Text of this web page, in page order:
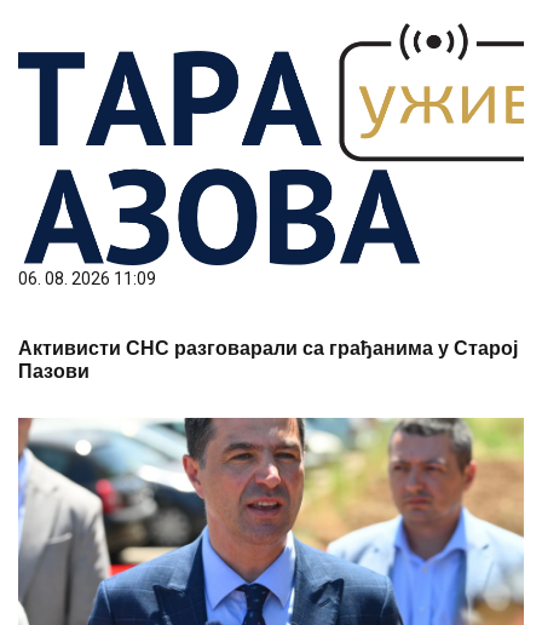
06. 08. 2026 11:09
Активисти СНС разговарали са грађанима у Старој
Пазови